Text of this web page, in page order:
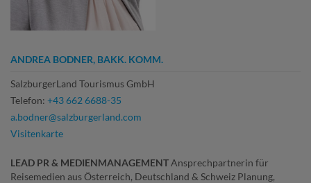
ANDREA BODNER, BAKK. KOMM.
SalzburgerLand Tourismus GmbH
Telefon: +43 662 6688-35
a.bodner@salzburgerland.com
Visitenkarte
LEAD PR & MEDIENMANAGEMENTAnsprechpartnerin für
Reisemedien aus Österreich, Deutschland & Schweiz Planung,